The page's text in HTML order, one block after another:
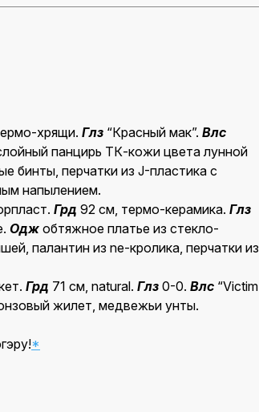
хрящи. Глз “Красный мак”. Влс
панцирь ТК-кожи цвета лунной
бинты, перчатки из J-пластика с
напылением.
Грд 92 см, термо-керамика. Глз
Одж обтяжное платье из стекло-
палантин из ne-кролика, перчатки из
Грд 71 см, natural. Глз 0-0. Влс “Victim
жилет, медвежьи унты.
*